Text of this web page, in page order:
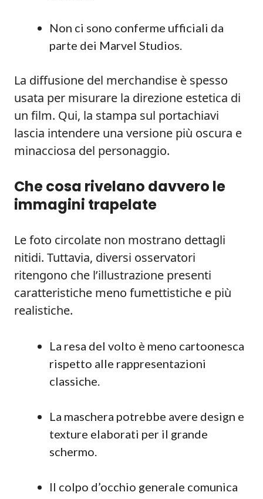
Non ci sono conferme ufficiali da
parte dei Marvel Studios.
La diffusione del merchandise è spesso
usata per misurare la direzione estetica di
un film. Qui, la stampa sul portachiavi
lascia intendere una versione più oscura e
minacciosa del personaggio.
Che cosa rivelano davvero le
immagini trapelate
Le foto circolate non mostrano dettagli
nitidi. Tuttavia, diversi osservatori
ritengono che l’illustrazione presenti
caratteristiche meno fumettistiche e più
realistiche.
La resa del volto è meno cartoonesca
rispetto alle rappresentazioni
classiche.
La maschera potrebbe avere design e
texture elaborati per il grande
schermo.
Il colpo d’occhio generale comunica